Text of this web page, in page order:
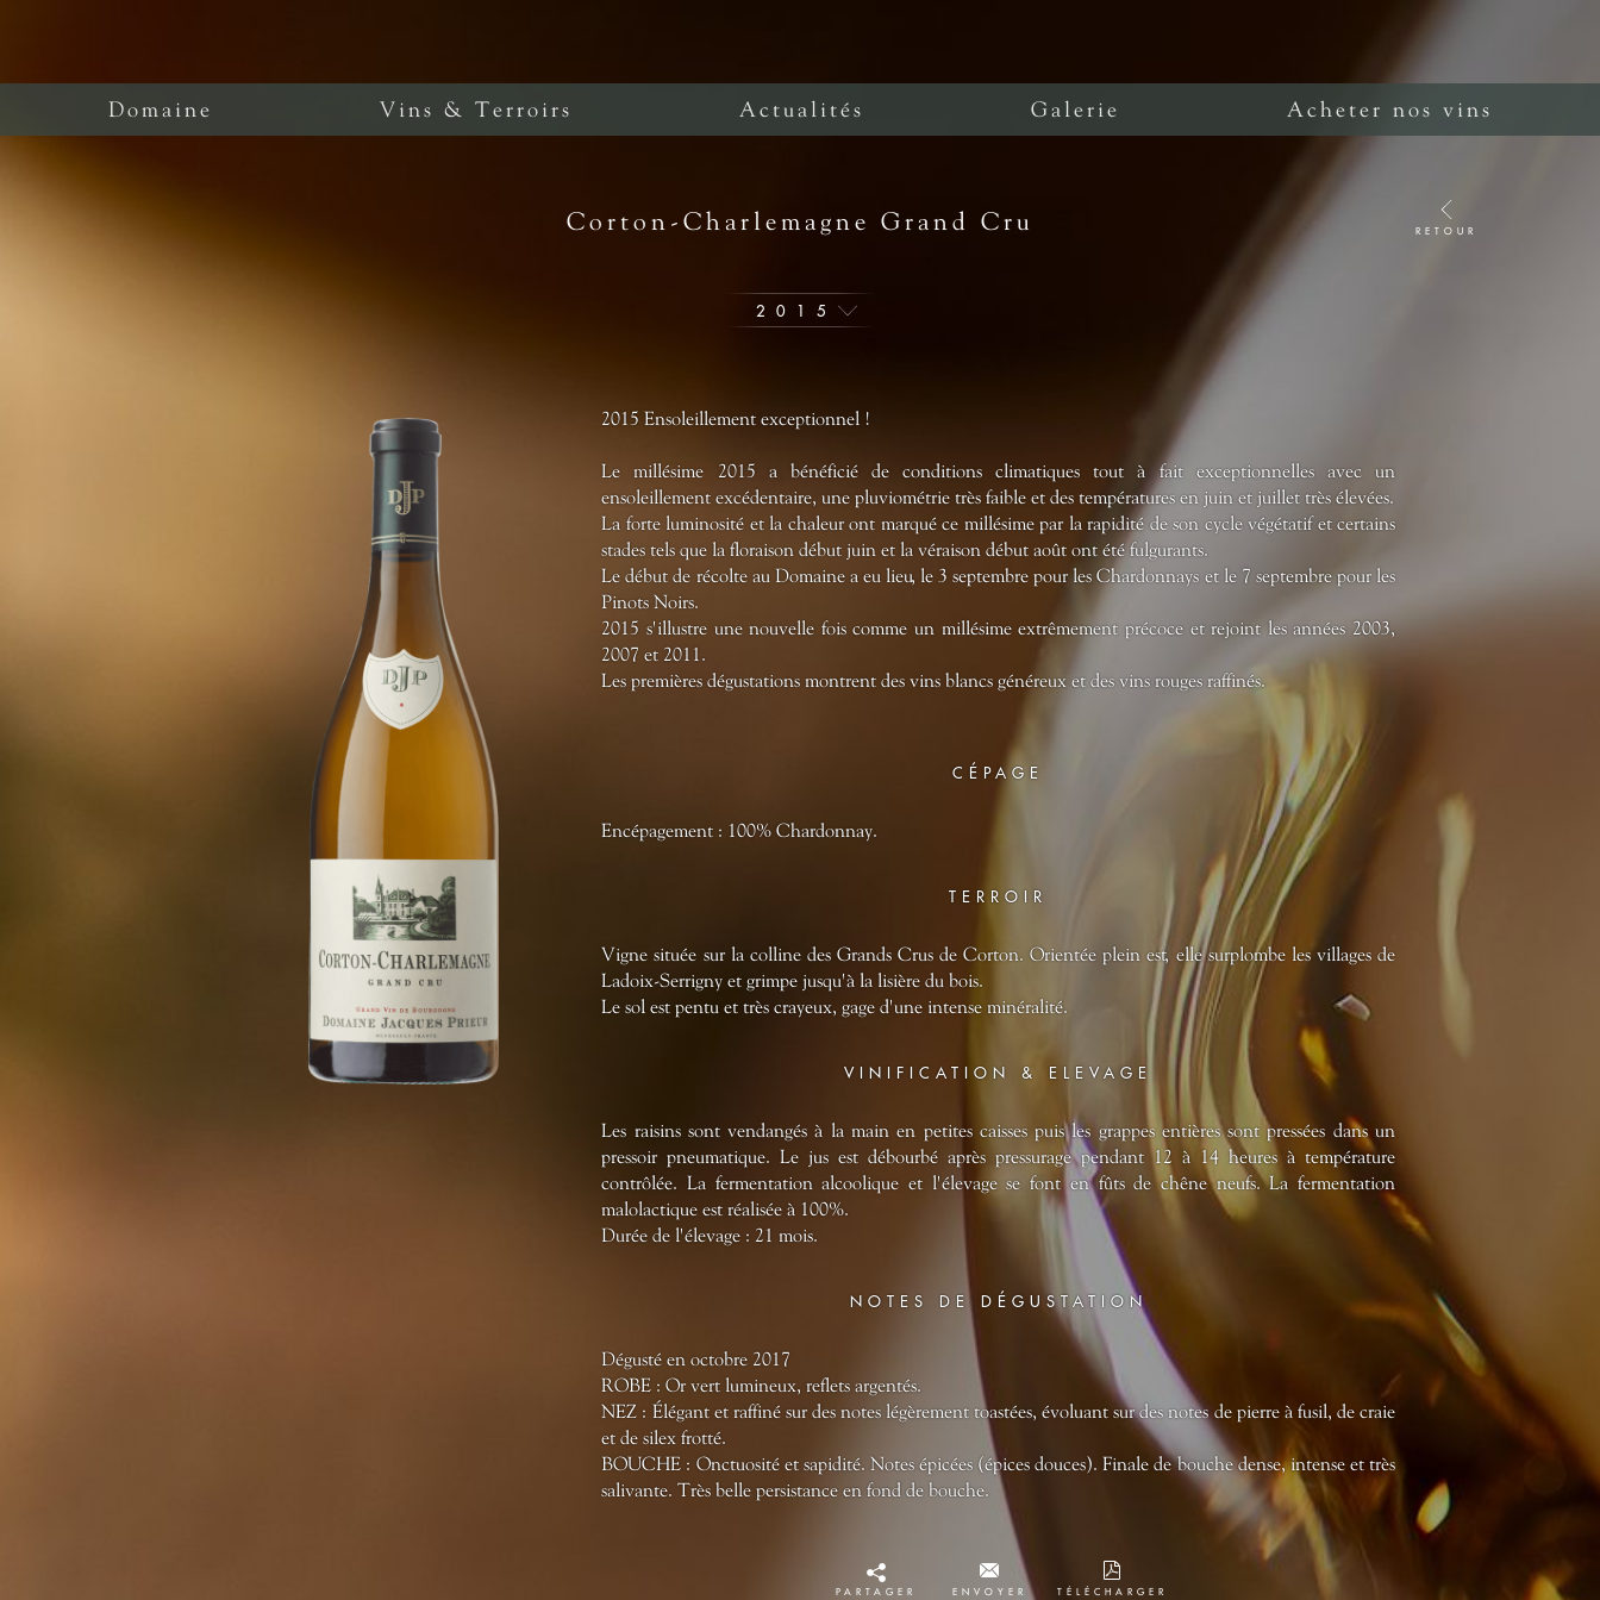
Domaine Vins & Terroirs Actualités Galerie Acheter nos vins
RETOUR
Corton-Charlemagne Grand Cru
2015
2015 Ensoleillement exceptionnel !
Le millésime 2015 a bénéficié de conditions climatiques tout à fait exceptionnelles avec un
ensoleillement excédentaire, une pluviométrie très faible et des températures en juin et juillet très élevées.
La forte luminosité et la chaleur ont marqué ce millésime par la rapidité de son cycle végétatif et certains
stades tels que la floraison début juin et la véraison début août ont été fulgurants.
Le début de récolte au Domaine a eu lieu, le 3 septembre pour les Chardonnays et le 7 septembre pour les
Pinots Noirs.
2015 s'illustre une nouvelle fois comme un millésime extrêmement précoce et rejoint les années 2003,
2007 et 2011.
Les premières dégustations montrent des vins blancs généreux et des vins rouges raffinés.
CÉPAGE
Encépagement : 100% Chardonnay.
TERROIR
Vigne située sur la colline des Grands Crus de Corton. Orientée plein est, elle surplombe les villages de
Ladoix-Serrigny et grimpe jusqu'à la lisière du bois.
Le sol est pentu et très crayeux, gage d'une intense minéralité.
VINIFICATION & ELEVAGE
Les raisins sont vendangés à la main en petites caisses puis les grappes entières sont pressées dans un
pressoir pneumatique. Le jus est débourbé après pressurage pendant 12 à 14 heures à température
contrôlée. La fermentation alcoolique et l'élevage se font en fûts de chêne neufs. La fermentation
malolactique est réalisée à 100%.
Durée de l'élevage : 21 mois.
NOTES DE DÉGUSTATION
Dégusté en octobre 2017
ROBE : Or vert lumineux, reflets argentés.
NEZ : Élégant et raffiné sur des notes légèrement toastées, évoluant sur des notes de pierre à fusil, de craie
et de silex frotté.
BOUCHE : Onctuosité et sapidité. Notes épicées (épices douces). Finale de bouche dense, intense et très
salivante. Très belle persistance en fond de bouche.
PARTAGER ENVOYER TÉLÉCHARGER